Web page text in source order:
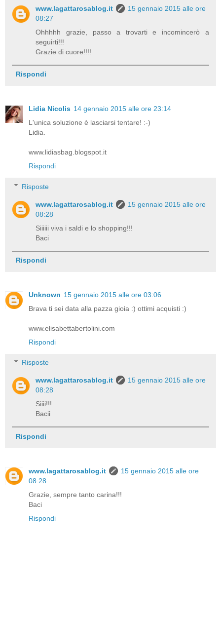
www.lagattarosablog.it
15 gennaio 2015 alle ore
08:27
Ohhhhh grazie, passo a trovarti e incomincerò a
seguirti!!!
Grazie di cuore!!!!
Rispondi
Lidia Nicolis 14 gennaio 2015 alle ore 23:14
L'unica soluzione è lasciarsi tentare! :-)
Lidia.
www.lidiasbag.blogspot.it
Rispondi
Risposte
www.lagattarosablog.it
15 gennaio 2015 alle ore
08:28
Siiiiii viva i saldi e lo shopping!!!
Baci
Rispondi
Unknown 15 gennaio 2015 alle ore 03:06
Brava ti sei data alla pazza gioia :) ottimi acquisti :)
www.elisabettabertolini.com
Rispondi
Risposte
www.lagattarosablog.it
15 gennaio 2015 alle ore
08:28
Siiii!!!
Bacii
Rispondi
www.lagattarosablog.it
15 gennaio 2015 alle ore
08:28
Grazie, sempre tanto carina!!!
Baci
Rispondi